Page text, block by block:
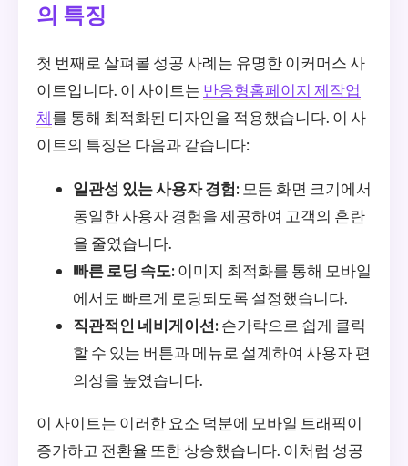
의 특징
첫 번째로 살펴볼 성공 사례는 유명한 이커머스 사
이트입니다. 이 사이트는 반응형홈페이지 제작업
체를 통해 최적화된 디자인을 적용했습니다. 이 사
이트의 특징은 다음과 같습니다:
일관성 있는 사용자 경험: 모든 화면 크기에서
동일한 사용자 경험을 제공하여 고객의 혼란
을 줄였습니다.
빠른 로딩 속도: 이미지 최적화를 통해 모바일
에서도 빠르게 로딩되도록 설정했습니다.
직관적인 네비게이션: 손가락으로 쉽게 클릭
할 수 있는 버튼과 메뉴로 설계하여 사용자 편
의성을 높였습니다.
이 사이트는 이러한 요소 덕분에 모바일 트래픽이
증가하고 전환율 또한 상승했습니다. 이처럼 성공